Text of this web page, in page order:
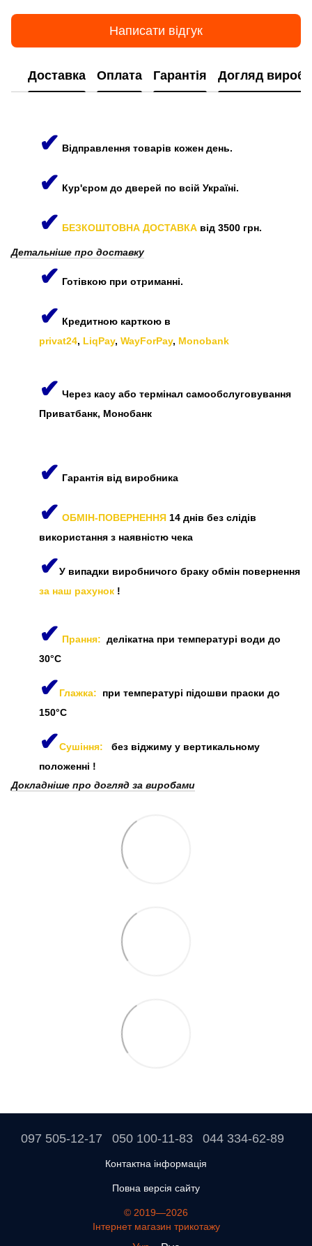
Написати відгук
Доставка Оплата Гарантія Догляд
✔ Відправлення товарів кожен день.
✔ Кур'єром до дверей по всій Україні.
✔ БЕЗКОШТОВНА ДОСТАВКА від 3500 грн.
Детальніше про доставку
✔ Готівкою при отриманні.
✔ Кредитною карткою в
privat24, LiqPay, WayForPay, Monobank
✔ Через касу або термінал самообслуговування
Приватбанк, Монобанк
✔ Гарантія від виробника
✔ ОБМІН-ПОВЕРНЕННЯ 14 днів без слідів
використання з наявністю чека
✔У випадки виробничого браку обмін повернення
за наш рахунок !
✔ Прання: делікатна при температурі води до
30°C
✔Глажка: при температурі підошви праски до
150°C
✔Сушіння:
без віджиму у вертикальному
положенні !
Докладніше про догляд за виробами
097 505-12-17 050 100-11-83 044 334-62-89
Контактна інформація
Повна версія сайту
© 2019—2026
Інтернет магазин трикотажу